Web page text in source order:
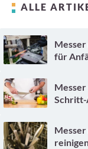
ALLE
für
Messer